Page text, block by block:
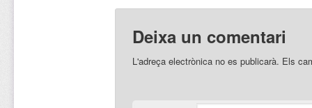
Deixa un comentari
L'adreça electrònica no es publicarà. Els